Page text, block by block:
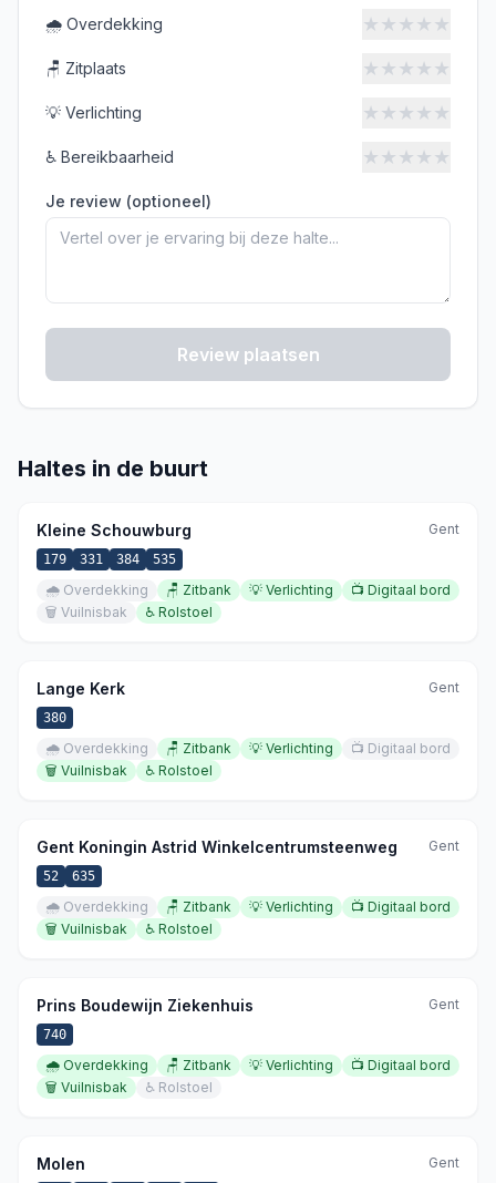
🌧️ Overdekking ★★★★★
🪑 Zitplaats ★★★★★
💡 Verlichting ★★★★★
♿ Bereikbaarheid ★★★★★
Je review (optioneel)
Review plaatsen
Haltes in de buurt
Kleine Schouwburg Gent
179 331 384 535
🌧️ Overdekking 🪑 Zitbank 💡 Verlichting 📺 Digitaal bord
🗑️ Vuilnisbak ♿ Rolstoel
Lange Kerk Gent
380
🌧️ Overdekking 🪑 Zitbank 💡 Verlichting 📺 Digitaal bord
🗑️ Vuilnisbak ♿ Rolstoel
Gent Koningin Astrid Winkelcentrumsteenweg Gent
52 635
🌧️ Overdekking 🪑 Zitbank 💡 Verlichting 📺 Digitaal bord
🗑️ Vuilnisbak ♿ Rolstoel
Prins Boudewijn Ziekenhuis Gent
740
🌧️ Overdekking 🪑 Zitbank 💡 Verlichting 📺 Digitaal bord
🗑️ Vuilnisbak ♿ Rolstoel
Molen Gent